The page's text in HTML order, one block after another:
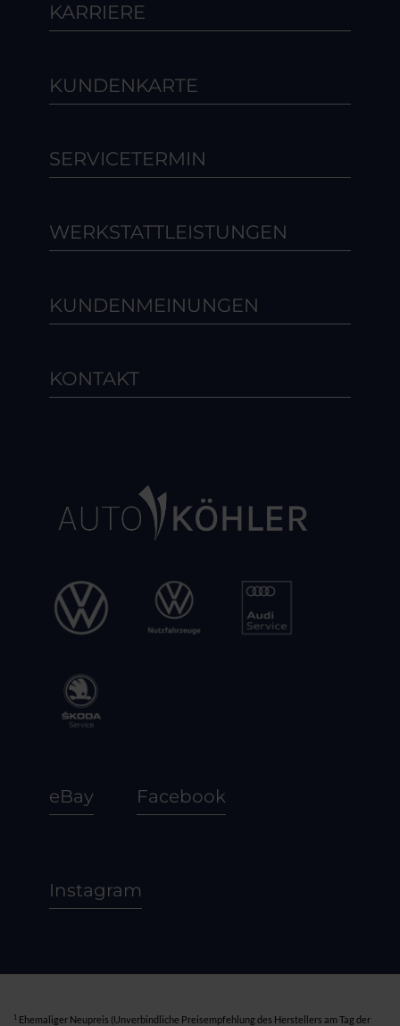
KARRIERE
KUNDENKARTE
SERVICETERMIN
WERKSTATTLEISTUNGEN
KUNDENMEINUNGEN
KONTAKT
eBay Facebook
Instagram
1 Ehemaliger Neupreis (Unverbindliche Preisempfehlung des Herstellers am Tag der